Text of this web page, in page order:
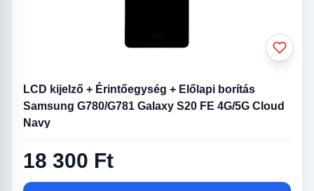
LCD kijelző + Érintőegység + Előlapi borítás
Samsung G780/G781 Galaxy S20 FE 4G/5G Cloud
Navy
18 300 Ft